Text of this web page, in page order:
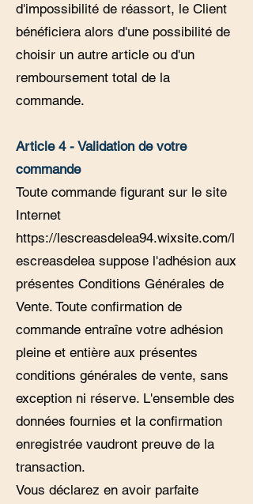
d'impossibilité de réassort, le Client
bénéficiera alors d'une possibilité de
choisir un autre article ou d'un
remboursement total de la
commande.
Article 4 - Validation de votre
commande
Toute commande figurant sur le site
Internet
https://lescreasdelea94.wixsite.com/l
escreasdelea suppose l'adhésion aux
présentes Conditions Générales de
Vente. Toute confirmation de
commande entraîne votre adhésion
pleine et entière aux présentes
conditions générales de vente, sans
exception ni réserve. L'ensemble des
données fournies et la confirmation
enregistrée vaudront preuve de la
transaction.
Vous déclarez en avoir parfaite